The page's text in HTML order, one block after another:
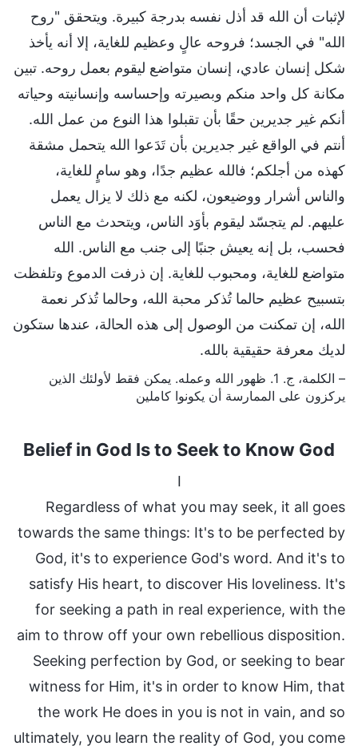
لإثبات أن الله قد أذل نفسه بدرجة كبيرة. ويتحقق "روح
الله" في الجسد؛ فروحه عالٍ وعظيم للغاية، إلا أنه يأخذ
شكل إنسان عادي، إنسان متواضع ليقوم بعمل روحه. تبين
مكانة كل واحد منكم وبصيرته وإحساسه وإنسانيته وحياته
أنكم غير جديرين حقًا بأن تقبلوا هذا النوع من عمل الله.
أنتم في الواقع غير جديرين بأن تَدَعوا الله يتحمل مشقة
كهذه من أجلكم؛ فالله عظيم جدًا، وهو سامٍ للغاية،
والناس أشرار ووضيعون، لكنه مع ذلك لا يزال يعمل
عليهم. لم يتجسّد ليقوم بأوَد الناس، ويتحدث مع الناس
فحسب، بل إنه يعيش جنبًا إلى جنب مع الناس. الله
متواضع للغاية، ومحبوب للغاية. إن ذرفت الدموع وتلفظت
بتسبيح عظيم حالما تُذكر محبة الله، وحالما تُذكر نعمة
الله، إن تمكنت من الوصول إلى هذه الحالة، عندها ستكون
لديك معرفة حقيقية بالله.
– الكلمة، ج. 1. ظهور الله وعمله. يمكن فقط لأولئك الذين
يركزون على الممارسة أن يكونوا كاملين
Belief in God Is to Seek to Know God
I
Regardless of what you may seek, it all goes
towards the same things: It's to be perfected by
God, it's to experience God's word. And it's to
satisfy His heart, to discover His loveliness. It's
for seeking a path in real experience, with the
aim to throw off your own rebellious disposition.
Seeking perfection by God, or seeking to bear
witness for Him, it's in order to know Him, that
the work He does in you is not in vain, and so
ultimately, you learn the reality of God, you come